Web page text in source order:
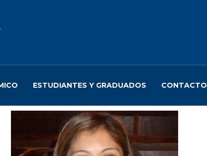
ESTUDIANTES Y GRADUADOS CONTACTO